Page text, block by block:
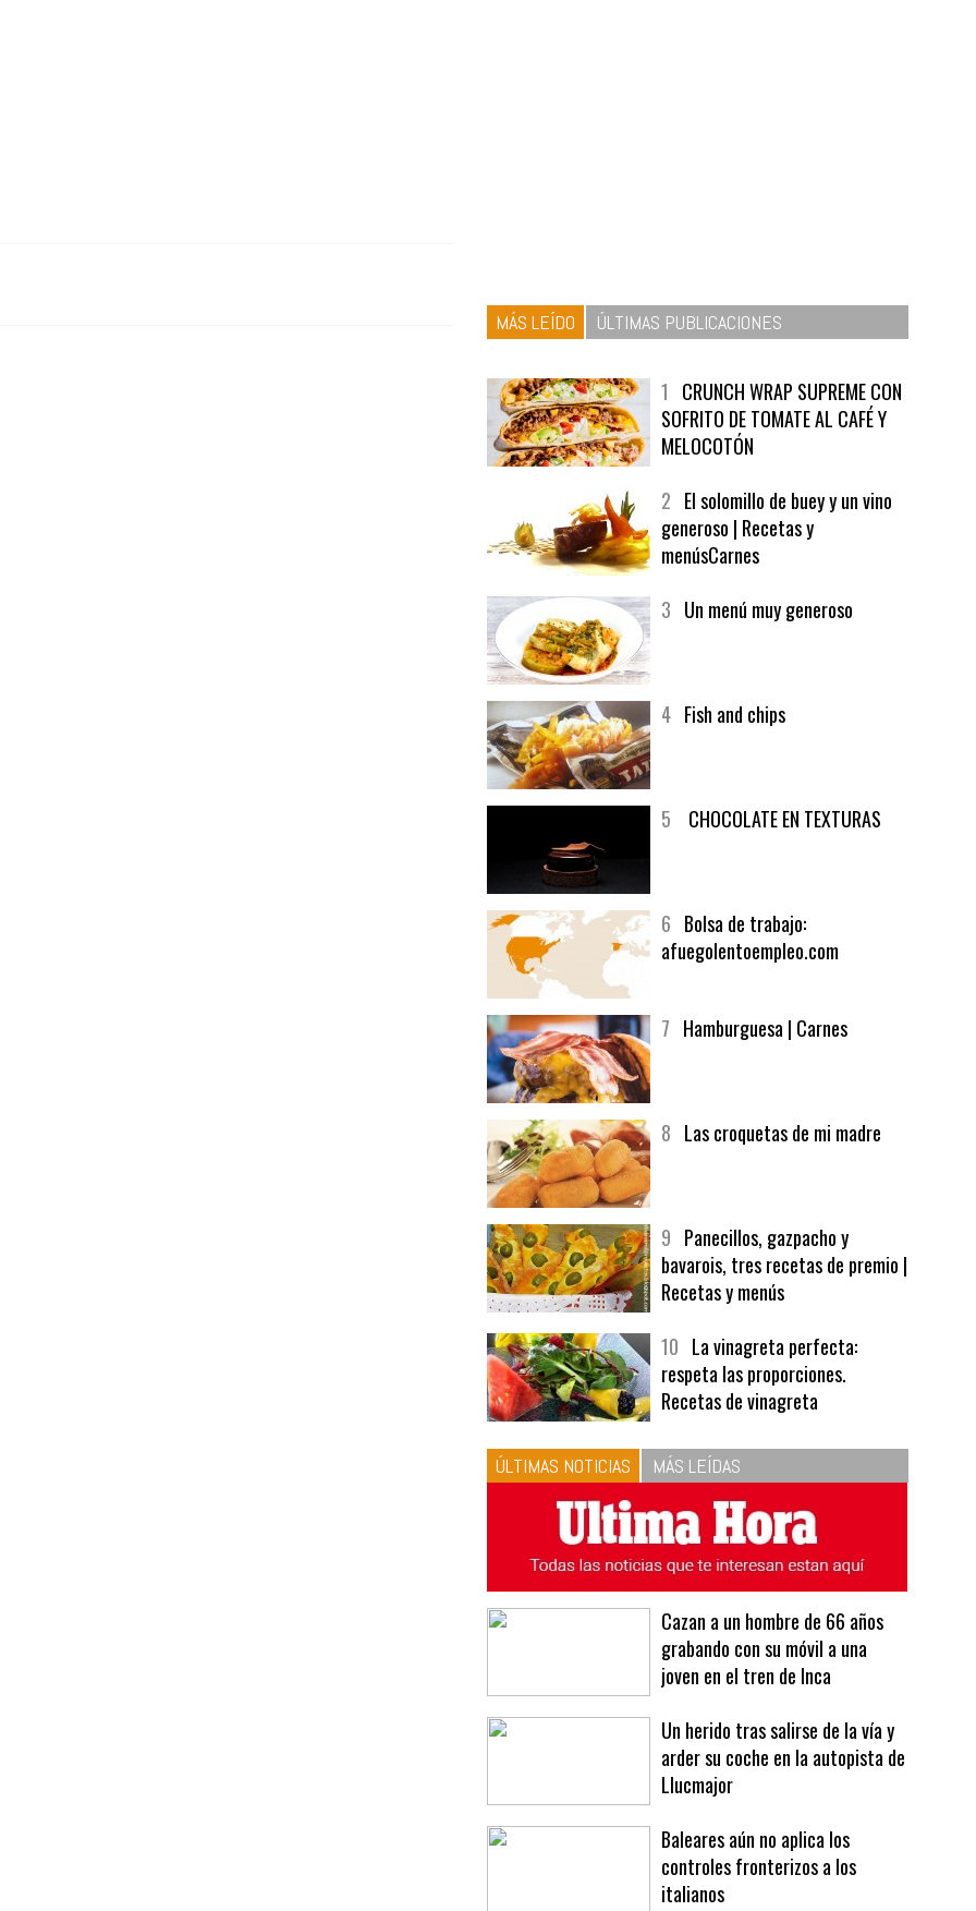
MÁS LEÍDO ÚLTIMAS PUBLICACIONES
SOFRITO DE TOMATE AL CAFÉ Y
MELOCOTÓN
generoso | Recetas y
afuegolentoempleo.com
bavarois, tres recetas de premio |
Recetas y menús
respeta las proporciones.
Recetas de vinagreta
ÚLTIMAS NOTICIAS MÁS LEÍDAS
grabando con su móvil a una
joven en el tren de Inca
arder su coche en la autopista de
Llucmajor